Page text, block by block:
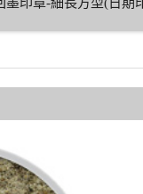
墨印章-細長方型(日期